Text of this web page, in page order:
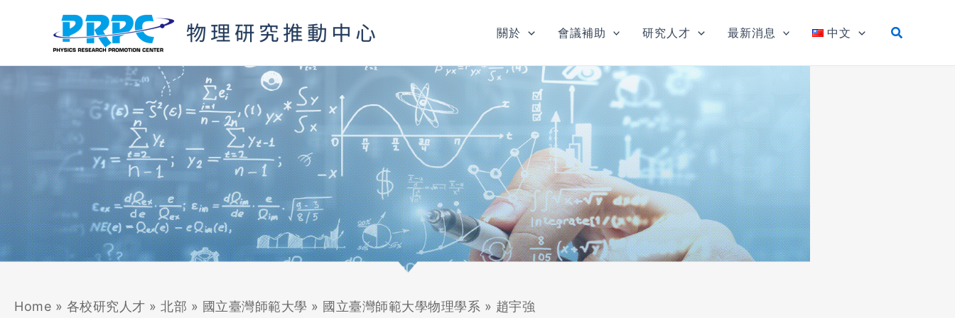
內
容
關於 會議補助 研究人才 最新消息 中文
Home » 各校研究人才 » 北部 » 國立臺灣師範大學 » 國立臺灣師範大學物理學系 » 趙宇強